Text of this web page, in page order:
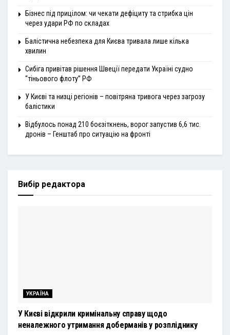
Бізнес під прицілом: чи чекати дефіциту та стрибка цін
через удари РФ по складах
Балістична небезпека для Києва тривала лише кілька
хвилин
Сибіга привітав рішення Швеції передати Україні судно
“тіньового флоту” РФ
У Києві та низці регіонів – повітряна тривога через загрозу
балістики
Відбулось понад 210 боєзіткнень, ворог запустив 6,6 тис.
дронів – Генштаб про ситуацію на фронті
Вибір редактора
УКРАЇНА
У Києві відкрили кримінальну справу щодо
неналежного утримання доберманів у розпліднику